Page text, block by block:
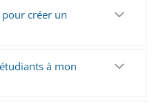
créer un
à mon